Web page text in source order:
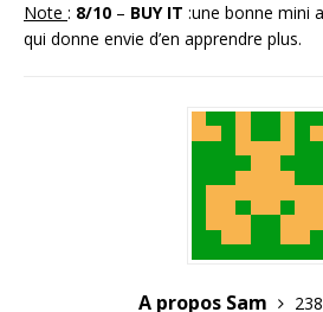
Note : 8/10 – BUY IT :une bonne mini
qui donne envie d’en apprendre plus.
A propos Sam